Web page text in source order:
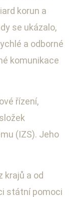
korun a
se ukázalo,
a odborné
komunikace
řízení,
(IZS). Jeho
krajů a od
státní pomoci